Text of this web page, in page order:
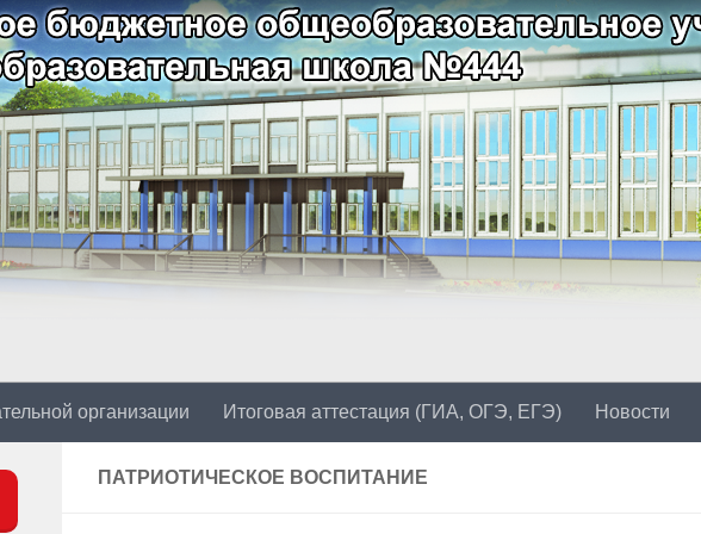
организации Итоговая аттестация (ГИА, ОГЭ, ЕГЭ) Новости
ПАТРИОТИЧЕСКОЕ ВОСПИТАНИЕ